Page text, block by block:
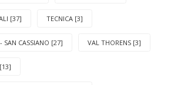
[37] TECNICA [3]
SAN CASSIANO [27] VAL THORENS [3]